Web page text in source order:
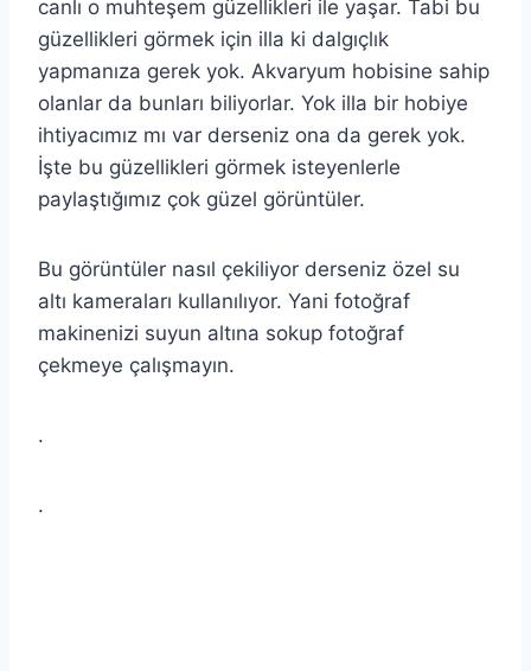
canlı o muhteşem güzellikleri ile yaşar. Tabi bu
güzellikleri görmek için illa ki dalgıçlık
yapmanıza gerek yok. Akvaryum hobisine sahip
olanlar da bunları biliyorlar. Yok illa bir hobiye
ihtiyacımız mı var derseniz ona da gerek yok.
İşte bu güzellikleri görmek isteyenlerle
paylaştığımız çok güzel görüntüler.
Bu görüntüler nasıl çekiliyor derseniz özel su
altı kameraları kullanılıyor. Yani fotoğraf
makinenizi suyun altına sokup fotoğraf
çekmeye çalışmayın.
.
.